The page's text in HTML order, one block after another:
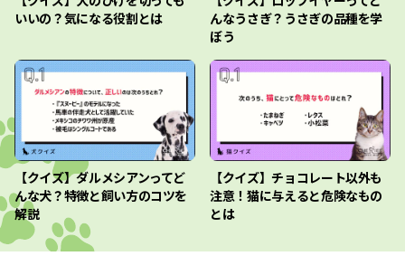
いいの？気になる役割とは
んなうさぎ？うさぎの品種を学
ぼう
【クイズ】ダルメシアンってど
んな犬？特徴と飼い方のコツを
解説
【クイズ】チョコレート以外も
注意！猫に与えると危険なもの
とは